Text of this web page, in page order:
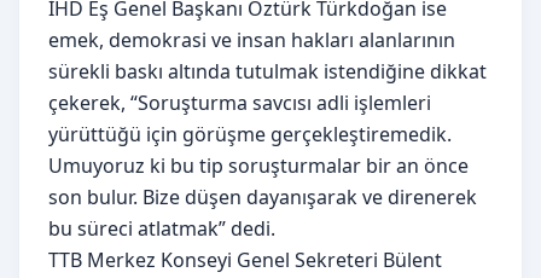
İHD Eş Genel Başkanı Öztürk Türkdoğan ise
emek, demokrasi ve insan hakları alanlarının
sürekli baskı altında tutulmak istendiğine dikkat
çekerek, “Soruşturma savcısı adli işlemleri
yürüttüğü için görüşme gerçekleştiremedik.
Umuyoruz ki bu tip soruşturmalar bir an önce
son bulur. Bize düşen dayanışarak ve direnerek
bu süreci atlatmak” dedi.
TTB Merkez Konseyi Genel Sekreteri Bülent